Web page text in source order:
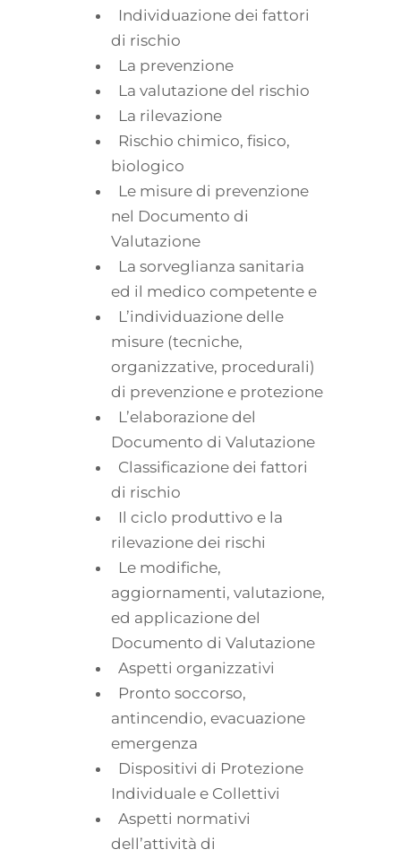
Individuazione dei fattori
di rischio
La prevenzione
La valutazione del rischio
La rilevazione
Rischio chimico, fisico,
biologico
Le misure di prevenzione
nel Documento di
Valutazione
La sorveglianza sanitaria
ed il medico competente e
L’individuazione delle
misure (tecniche,
organizzative, procedurali)
di prevenzione e protezione
L’elaborazione del
Documento di Valutazione
Classificazione dei fattori
di rischio
Il ciclo produttivo e la
rilevazione dei rischi
Le modifiche,
aggiornamenti, valutazione,
ed applicazione del
Documento di Valutazione
Aspetti organizzativi
Pronto soccorso,
antincendio, evacuazione
emergenza
Dispositivi di Protezione
Individuale e Collettivi
Aspetti normativi
dell’attività di